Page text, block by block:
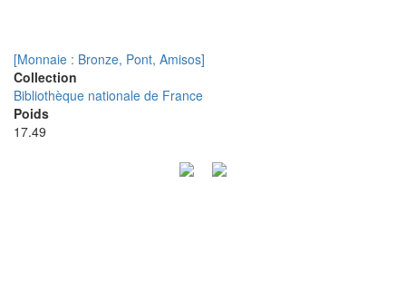
[Monnaie : Bronze, Pont, Amisos]
Collection
Bibliothèque nationale de France
Poids
17.49